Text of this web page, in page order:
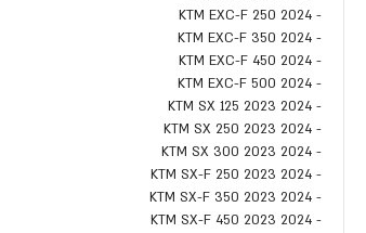
- KTM EXC-F 250 2024
- KTM EXC-F 350 2024
- KTM EXC-F 450 2024
- KTM EXC-F 500 2024
- KTM SX 125 2023 2024
- KTM SX 250 2023 2024
- KTM SX 300 2023 2024
- KTM SX-F 250 2023 2024
- KTM SX-F 350 2023 2024
- KTM SX-F 450 2023 2024